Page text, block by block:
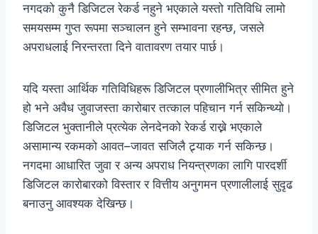
नगदको कुनै डिजिटल रेकर्ड नहुने भएकाले यस्तो गतिविधि लामो
समयसम्म गुप्त रूपमा सञ्चालन हुने सम्भावना रहन्छ, जसले
अपराधलाई निरन्तरता दिने वातावरण तयार पार्छ।
यदि यस्ता आर्थिक गतिविधिहरू डिजिटल प्रणालीभित्र सीमित हुने
हो भने अवैध जुवाजस्ता कारोबार तत्काल पहिचान गर्न सकिन्थ्यो।
डिजिटल भुक्तानीले प्रत्येक लेनदेनको रेकर्ड राख्ने भएकाले
असामान्य रकमको आवत–जावत सजिलै ट्र्याक गर्न सकिन्छ।
नगदमा आधारित जुवा र अन्य अपराध नियन्त्रणका लागि पारदर्शी
डिजिटल कारोबारको विस्तार र वित्तीय अनुगमन प्रणालीलाई सुदृढ
बनाउनु आवश्यक देखिन्छ।